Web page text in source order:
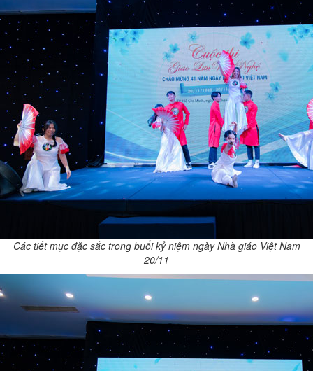
Các tiết mục đặc sắc trong buổi kỷ niệm ngày Nhà giáo Việt Nam
20/11